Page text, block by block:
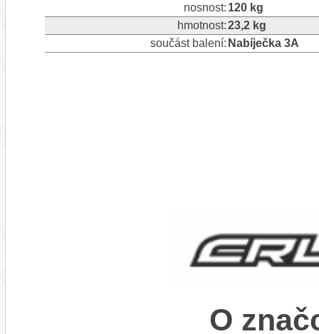
nosnost: 120 kg
hmotnost:23,2 kg
součást balení: Nabíječka 3A
O